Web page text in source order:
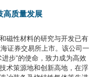
高质量发展
磁性材料的研究与开发已有
证券交易所上市。该公司一
步”的使命，致力成为高效
术策源地和创新高地，在浮